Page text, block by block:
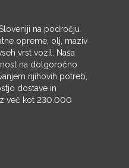
na področju
opreme, olj, maziv
vrst vozil. Naša
na dolgoročno
njihovih potreb,
dostave in
z več kot 230.000